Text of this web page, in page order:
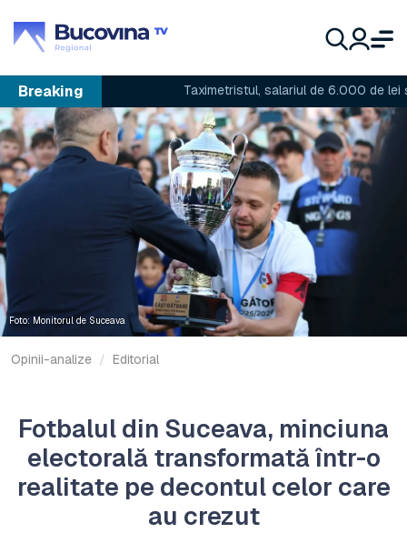
Breaking Taximetristul, salariul de 6.000 de lei și
Foto: Monitorul de Suceava
Opinii-analize Editorial
Fotbalul din Suceava, minciuna
electorală transformată într-o
realitate pe decontul celor care
au crezut